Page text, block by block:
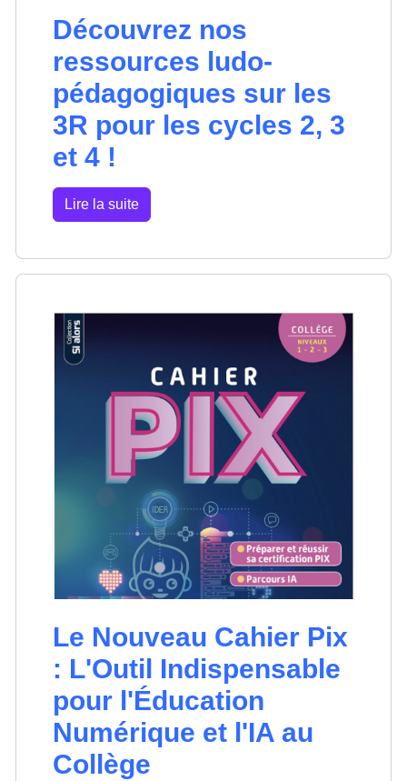
Découvrez nos
ressources ludo-
pédagogiques sur les
3R pour les cycles 2, 3
et 4 !
Lire la suite
Le Nouveau Cahier Pix
: L'Outil Indispensable
pour l'Éducation
Numérique et l'IA au
Collège